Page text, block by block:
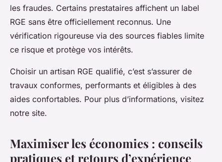
les fraudes. Certains prestataires affichent un label
RGE sans être officiellement reconnus. Une
vérification rigoureuse via des sources fiables limite
ce risque et protège vos intérêts.
Choisir un artisan RGE qualifié, c’est s’assurer de
travaux conformes, performants et éligibles à des
aides confortables. Pour plus d’informations, visitez
notre site.
Maximiser les économies : conseils
pratiques et retours d’expérience